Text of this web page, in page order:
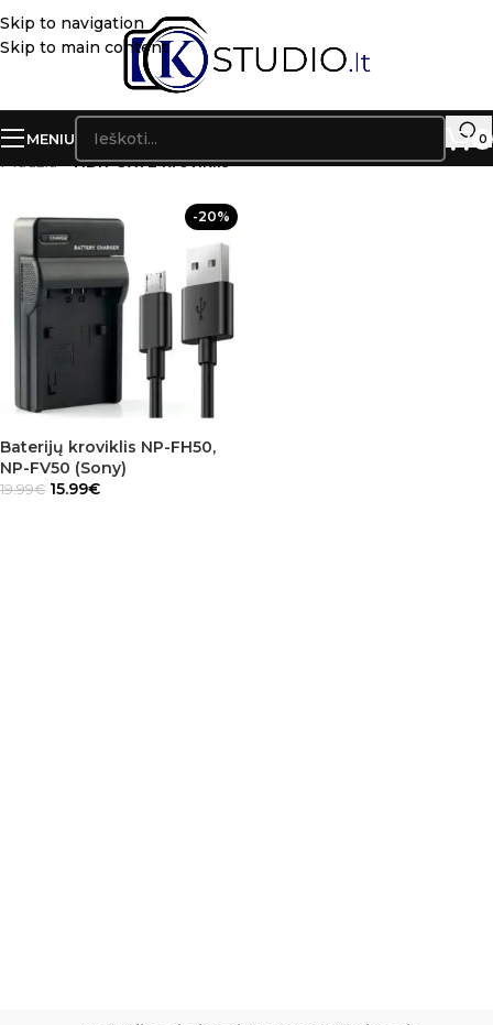
Skip to navigation
Skip to main content
MENIU 0
Pradžia»HDR-UX7E kroviklis
-20%
Baterijų kroviklis NP-FH50,
NP-FV50 (Sony)
19.99€ 15.99€